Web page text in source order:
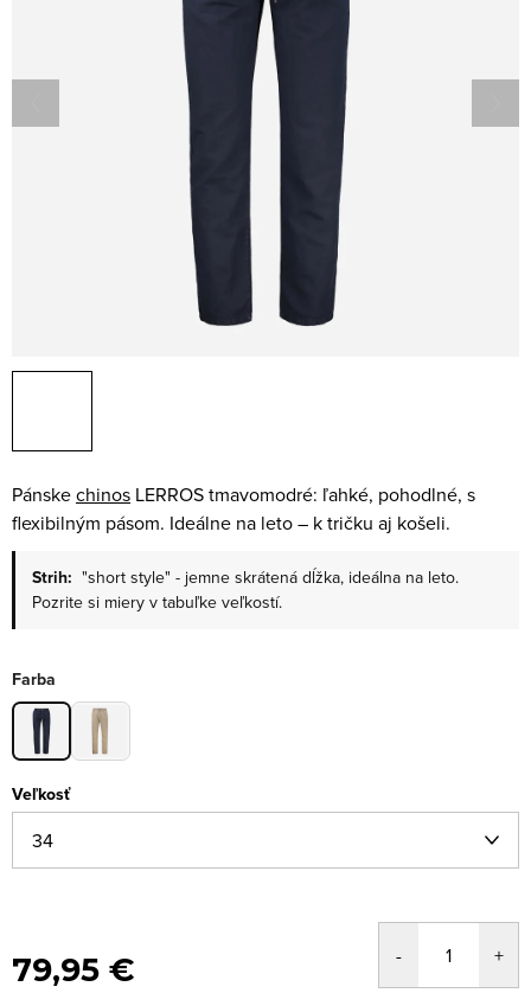
Pánskechinos LERROS tmavomodré: ľahké, pohodlné, s
flexibilným pásom. Ideálne na leto – k tričku aj košeli.
Strih: "short style" - jemne skrátená dĺžka, ideálna na leto.
Pozrite si miery v tabuľke veľkostí.
Farba
Veľkosť
79,95 €